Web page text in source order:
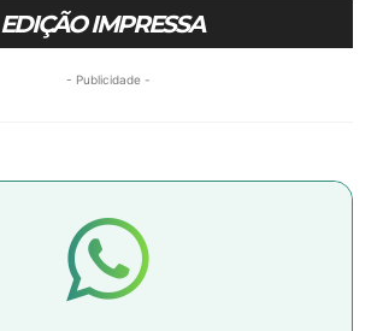
EDIÇÃO IMPRESSA
- Publicidade -